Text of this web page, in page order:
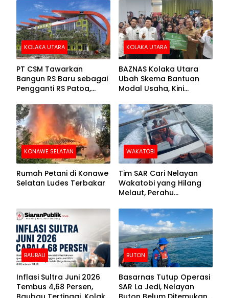
KOLAKA UTARA
PT CSM Tawarkan
Bangun RS Baru sebagai
Pengganti RS Patoa,
Kolut
KOLAKA UTARA
BAZNAS Kolaka Utara
Ubah Skema Bantuan
Modal Usaha, Kini
Barang Senilai Rp419,5
Juta
KONAWE SELATAN
Rumah Petani di Konawe
Selatan Ludes Terbakar
WAKATOBI
Tim SAR Cari Nelayan
Wakatobi yang Hilang
Melaut, Perahu
Kemasukan Air
BAUBAU
Inflasi Sultra Juni 2026
Tembus 4,68 Persen,
BUTON
Basarnas Tutup Operasi
SAR La Jedi, Nelayan